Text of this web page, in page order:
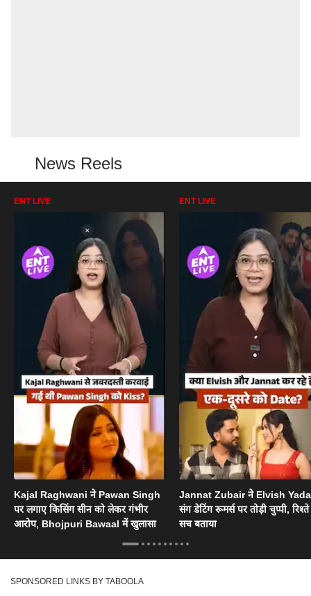
News Reels
ENT LIVE
Kajal Raghwani ने Pawan Singh
पर लगाए किसिंग सीन को लेकर गंभीर
आरोप, Bhojpuri Bawaal में खुलासा
ENT LIVE
Jannat Zubair ने Elvish
संग डेटिंग रूमर्स पर तोड़ी चुप्पी,
सच बताया
SPONSORED LINKS BY TABOOLA